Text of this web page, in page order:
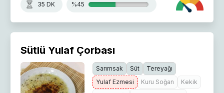
35 DK %45
Sütlü Yulaf Çorbası
Sarımsak Süt
Tereyağı
Yulaf Ezmesi
Kuru Soğan
Kekik